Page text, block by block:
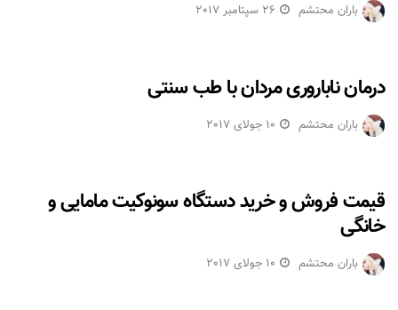
باران محتشم 26 سپتامبر 2017
درمان ناباروری مردان با طب سنتی
باران محتشم 10 جولای 2017
قیمت فروش و خرید دستگاه سونوکیت مامایی و
خانگی
باران محتشم 10 جولای 2017